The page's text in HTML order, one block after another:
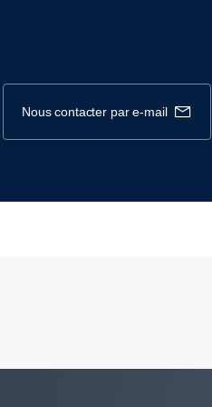
nous contacter par e-mail